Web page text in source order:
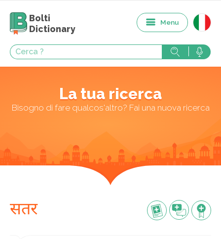
Bolti
Dictionary
Menu
La tua ricerca
Bisogno di fare qualcos'altro? Fai una nuova ricerca
सतर